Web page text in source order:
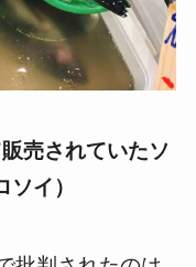
売されていたソ
イ）